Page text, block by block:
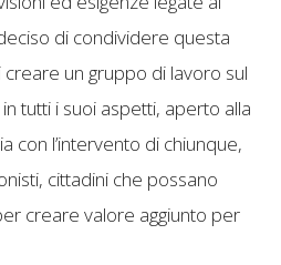
di condividere questa
un gruppo di lavoro sul
tutti i suoi aspetti, aperto alla
con l’intervento di chiunque,
cittadini che possano
creare valore aggiunto per